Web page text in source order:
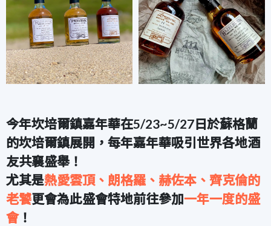
今年坎培爾鎮嘉年華在5/23~5/27日於蘇格蘭
的坎培爾鎮展開，每年嘉年華吸引世界各地酒
友共襄盛舉！
尤其是熱愛雲頂、朗格羅、赫佐本、齊克倫的
老饕更會為此盛會特地前往參加一年一度的盛
會！